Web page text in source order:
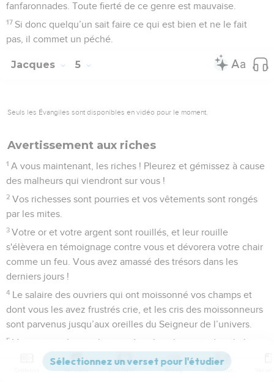
fanfaronnades. Toute fierté de ce genre est mauvaise.
17 Si donc quelqu’un sait faire ce qui est bien et ne le fait
pas, il commet un péché.
Jacques 5
Seuls les Évangiles sont disponibles en vidéo pour le moment.
Avertissement aux riches
1 A vous maintenant, les riches ! Pleurez et gémissez à cause
des malheurs qui viendront sur vous !
2 Vos richesses sont pourries et vos vêtements sont rongés
par les mites.
3 Votre or et votre argent sont rouillés, et leur rouille
s'élèvera en témoignage contre vous et dévorera votre chair
comme un feu. Vous avez amassé des trésors dans les
derniers jours !
4 Le salaire des ouvriers qui ont moissonné vos champs et
dont vous les avez frustrés crie, et les cris des moissonneurs
sont parvenus jusqu’aux oreilles du Seigneur de l’univers.
5 Vous avez vécu sur la terre dans les plaisirs et dans le luxe,
vous avez rassasié votre cœur [comme] le jour de la
boucherie.
Versions Commentaires Strong